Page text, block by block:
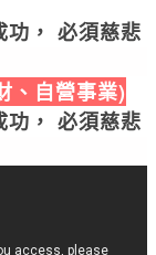
、自營事業)